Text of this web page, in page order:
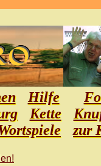
Hilfe
Kette
zur